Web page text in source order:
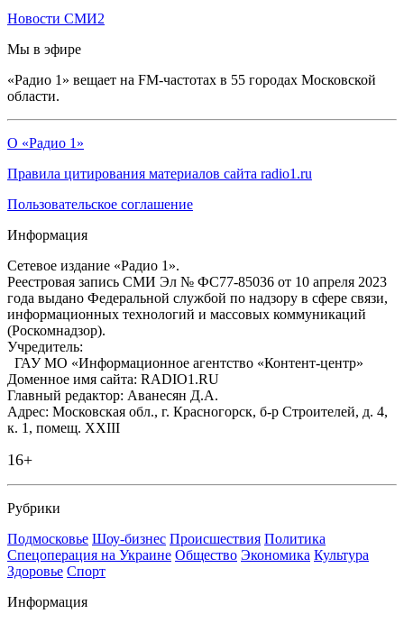
Новости СМИ2
Мы в эфире
«Радио 1» вещает на FM-частотах в 55 городах Московской
области.
О «Радио 1»
Правила цитирования материалов сайта radio1.ru
Пользовательское соглашение
Информация
Сетевое издание «Радио 1».
Реестровая запись СМИ Эл № ФС77-85036 от 10 апреля 2023
года выдано Федеральной службой по надзору в сфере связи,
информационных технологий и массовых коммуникаций
(Роскомнадзор).
Учредитель:
ГАУ МО «Информационное агентство «Контент-центр»
Доменное имя сайта: RADIO1.RU
Главный редактор: Аванесян Д.А.
Адрес: Московская обл., г. Красногорск, б-р Строителей, д. 4,
к. 1, помещ. XXIII
16+
Рубрики
Подмосковье Шоу-бизнес Происшествия Политика
Спецоперация на Украине Общество Экономика Культура
Здоровье Спорт
Информация